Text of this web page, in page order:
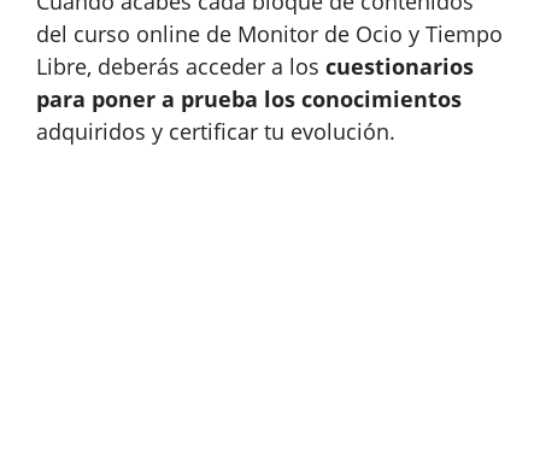
del curso online de Monitor de Ocio y Tiempo
Libre, deberás acceder a los cuestionarios
para poner a prueba los conocimientos
adquiridos y certificar tu evolución.